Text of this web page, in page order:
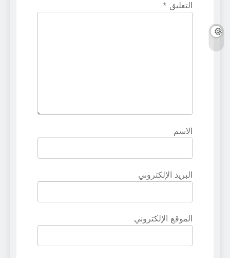
التعليق *
الاسم
البريد الإلكتروني
الموقع الإلكتروني